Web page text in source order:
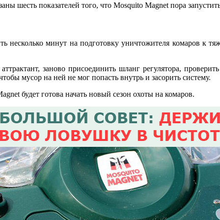
шесть показателей того, что Mosquito Magnet пора
минут на подготовку уничтожителя комаров к
заново присоединить шланг регулятора,
мусор на ней не мог попасть внутрь и засорить систему.
будет готова начать новый сезон охоты на комаров.